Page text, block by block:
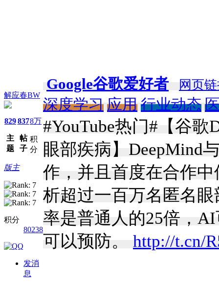
解应春BW
829
主
题
837
帖
子
8万
积
分
版主
积分
80238
发消
息
Google谷歌爱好者 网页
深度学习 应用 行业动态
#YouTube热门#【谷
眼部疾病】DeepMind
作，并且首度在合作
析超过一百万名匿名
率是普通人的25倍，
可以预防。 http://t.cn/